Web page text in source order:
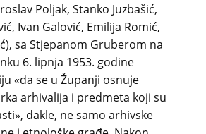
Poljak, Stanko Juzbašić,
Ivan Galović, Emilija Romić,
sa Stjepanom Gruberom na
6. lipnja 1953. godine
«da se u Županji osnuje
arhivalija i predmeta koji su
dakle, ne samo arhivske